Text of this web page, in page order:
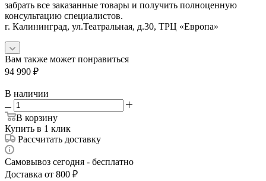
забрать все заказанные товары и получить полноценную
консультацию специалистов.
г. Калининград, ул.Театральная, д.30, ТРЦ «Европа»
Вам также может понравиться
94 990 ₽
В наличии
В корзину
Купить в 1 клик
Рассчитать доставку
Самовывоз сегодня - бесплатно
Доставка от 800 ₽